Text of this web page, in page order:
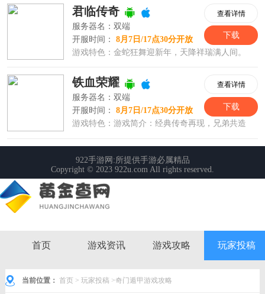
首页 游戏资讯 游戏攻略 玩家投稿
当前位置： 首页 > 玩家投稿 >奇门遁甲游戏攻略